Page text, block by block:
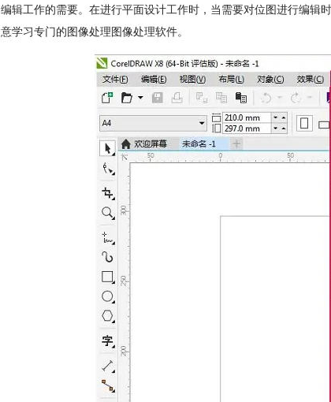
编辑工作的需要。在进行平面设计工作时，当需要对位图进行编辑
意学习专门的图像处理图像处理软件。